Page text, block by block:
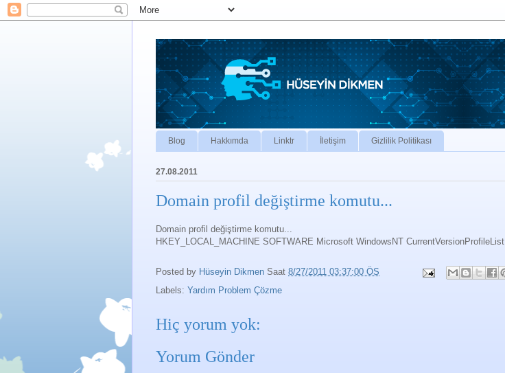
Blog Hakkımda Linktr İletişim Gizlilik Politikası
27.08.2011
Domain profil değiştirme komutu...
Domain profil değiştirme komutu...
HKEY_LOCAL_MACHINE SOFTWARE Microsoft WindowsNT CurrentVersionProfileList
Posted by Hüseyin Dikmen Saat 8/27/2011 03:37:00 ÖS
Labels: Yardım Problem Çözme
Hiç yorum yok:
Yorum Gönder